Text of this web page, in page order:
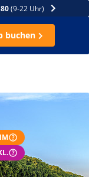
(9-22 Uhr)
buchen